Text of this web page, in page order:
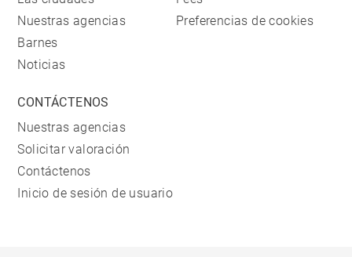
Nuestras agencias
Barnes
Noticias
Preferencias de cookies
CONTÁCTENOS
Nuestras agencias
Solicitar valoración
Contáctenos
Inicio de sesión de usuario